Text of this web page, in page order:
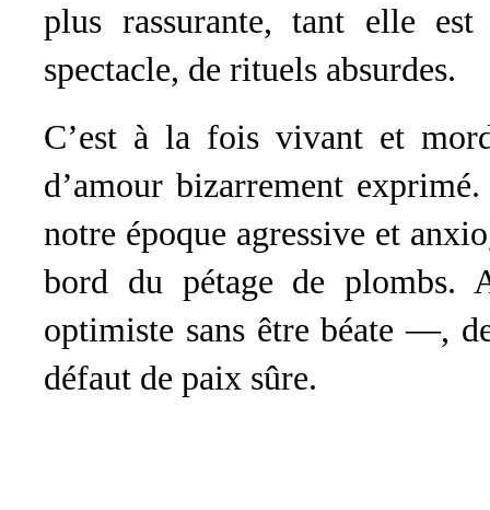
plus rassurante, tant elle
spectacle, de rituels absurdes.
C’est à la fois vivant et
d’amour bizarrement
notre époque agressive et
bord du pétage de plombs.
optimiste sans être béate —,
défaut de paix sûre.